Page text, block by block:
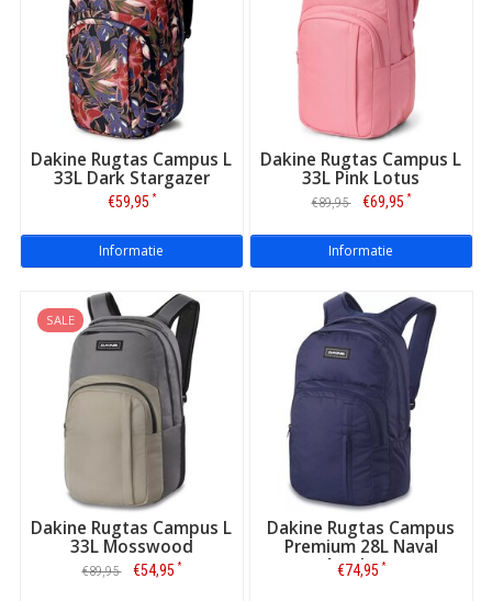
Dakine Rugtas Campus L
33L Dark Stargazer
€59,95 *
Informatie
Dakine Rugtas Campus L
33L Pink Lotus
€89,95 €69,95 *
Informatie
SALE
Dakine Rugtas Campus L
33L Mosswood
€89,95 €54,95 *
Dakine Rugtas Campus
Premium 28L Naval
Academy
€74,95 *